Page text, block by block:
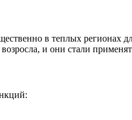
в теплых
и они стали